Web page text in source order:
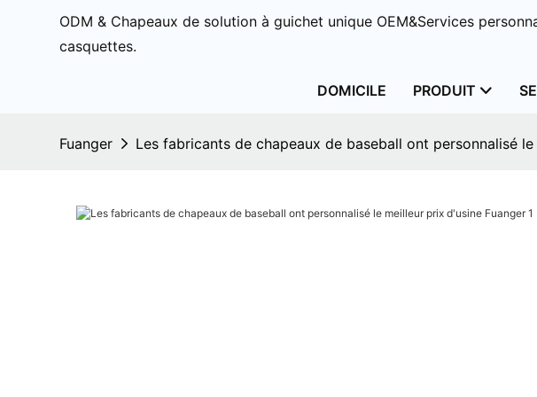
ODM & Chapeaux de solution à guichet unique OEM&Services
casquettes.
DOMICILE PRODUIT
Fuanger Les fabricants de chapeaux de baseball ont personnalisé